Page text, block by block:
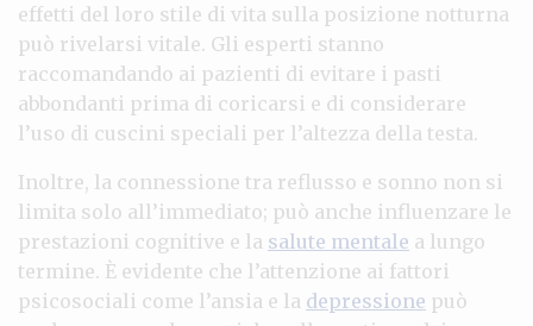
effetti del loro stile di vita sulla posizione notturna
può rivelarsi vitale. Gli esperti stanno
raccomandando ai pazienti di evitare i pasti
abbondanti prima di coricarsi e di considerare
l’uso di cuscini speciali per l’altezza della testa.
Inoltre, la connessione tra reflusso e sonno non si
limita solo all’immediato; può anche influenzare le
prestazioni cognitive e la salute mentale a lungo
termine. È evidente che l’attenzione ai fattori
psicosociali come l’ansia e la depressione può